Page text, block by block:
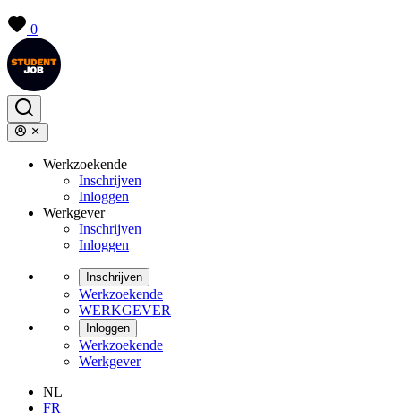
0
Werkzoekende
Inschrijven
Inloggen
Werkgever
Inschrijven
Inloggen
Inschrijven
Werkzoekende
WERKGEVER
Inloggen
Werkzoekende
Werkgever
NL
FR